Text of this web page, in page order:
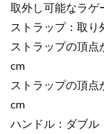
取外し可能なラゲ
ストラップ：取り
ストラップの頂点
cm
ストラップの頂点
cm
ハンドル：ダブル